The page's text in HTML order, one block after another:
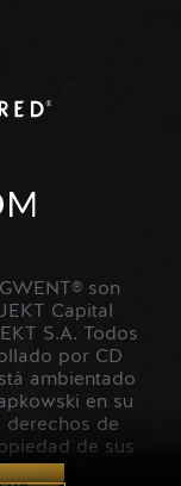
son
Capital
S.A. Todos
por CD
ambientado
en su
derechos de
de sus